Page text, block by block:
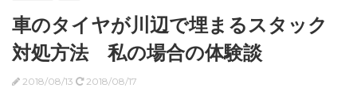
車のタイヤが川辺で埋まるスタック
対処方法 私の場合の体験談
2018/08/13 2018/08/17